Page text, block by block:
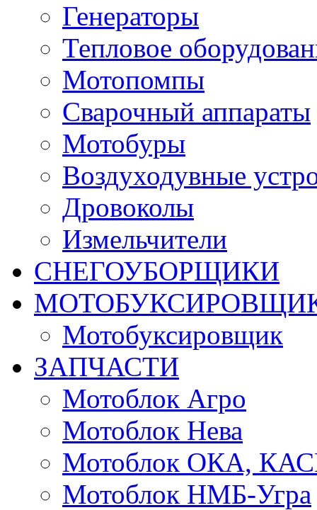
Генераторы
Тепловое
Мотопомпы
Сварочный аппараты
Мотобуры
Воздуходувные
Дровоколы
Измельчители
СНЕГОУБОРЩИКИ
Мотобуксировщик
ЗАПЧАСТИ
Мотоблок Агро
Мотоблок Нева
Мотоблок ОКА,
Мотоблок НМБ-Угра